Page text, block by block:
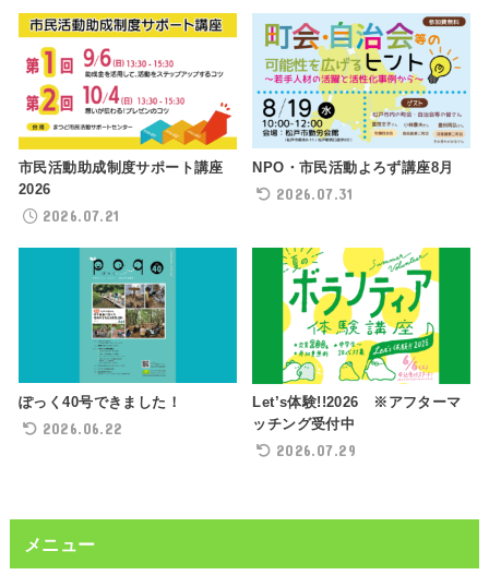
市民活動助成制度サポート講座
2026
2026.07.21
NPO・市民活動よろず講座8月
2026.07.31
ぽっく40号できました！
2026.06.22
Let’s体験!!2026 ※アフターマ
ッチング受付中
2026.07.29
メニュー